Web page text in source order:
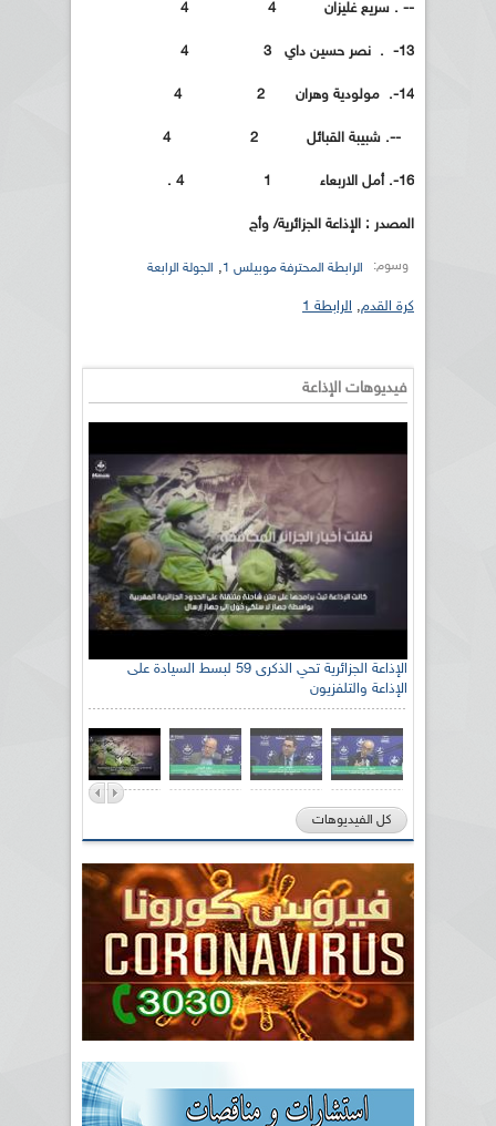
-- . سريع غليزان 4 4
13- . نصر حسين داي 3 4
14-. مولودية وهران 2 4
--. شبيبة القبائل 2 4
16-. أمل الاربعاء 1 4 .
المصدر : الإذاعة الجزائرية/ وأج
وسوم: الرابطة المحترفة موبيلس 1 , الجولة الرابعة
كرة القدم, الرابطة 1
فيديوهات الإذاعة
الإذاعة الجزائرية تحي الذكرى 59 لبسط السيادة على
الإذاعة والتلفزيون
كل الفيديوهات